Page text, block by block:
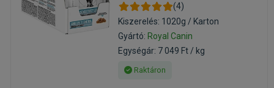
(4)
Kiszerelés: 1020g / Karton
Gyártó: Royal Canin
Egységár: 7 049 Ft / kg
Raktáron